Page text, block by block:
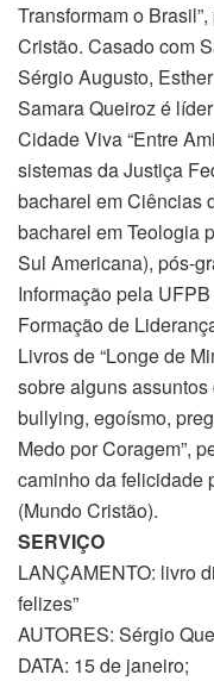
Transformam o
Cristão. Casado com
Sérgio Augusto,
Samara Queiroz é
Cidade Viva “Entre
sistemas da Justiça
bacharel em Ciências
bacharel em Teologia
Sul Americana), pós-
Informação pela
Formação de
Livros de “Longe de
sobre alguns
bullying, egoísmo,
Medo por Coragem”,
caminho da felicidade
(Mundo Cristão).
SERVIÇO
LANÇAMENTO: livro
felizes”
AUTORES: Sérgio
DATA: 15 de janeiro;